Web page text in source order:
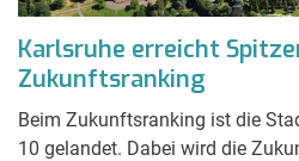
Karlsruhe erreicht
Zukunftsranking
Beim Zukunftsranking ist die
10 gelandet. Dabei wird die